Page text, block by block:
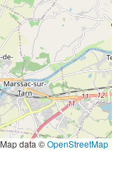
Map data ©OpenStreetMap